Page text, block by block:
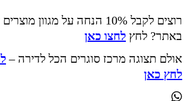
רוצים לקבל 10% הנחה על מגוון
באתר? לחץ לחצו כאן
אולם תצוגה מרכז סוגרים הכל לדירה –
לחץ כאן